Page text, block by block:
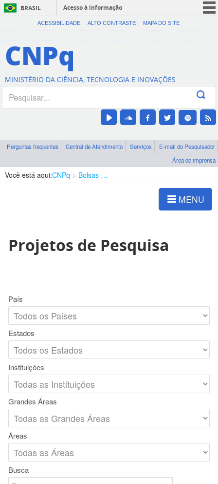
BRASIL
Acesso à informação
CORONAVÍRUS (COVID-19)
Canais
ACESSIBILIDADE ALTO CONTRASTE MAPA DO SITE
CNPq
MINISTÉRIO DA CIÊNCIA, TECNOLOGIA E INOVAÇÕES
Perguntas frequentes Central de Atendimento Serviços
E-mail do Pesquisador
Área de imprensa
Você está aqui:CNPq Bolsas e Auxílios Vigentes
MENU
Projetos de Pesquisa
País
Estados
Instituições
Grandes Áreas
Áreas
Busca